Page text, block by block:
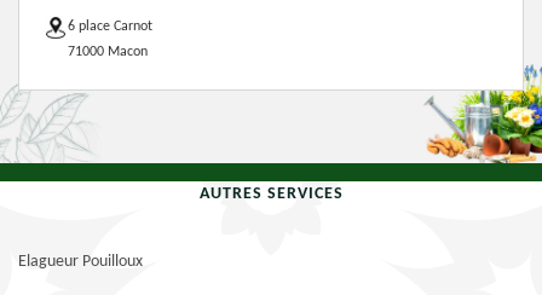
6 place Carnot
71000 Macon
AUTRES SERVICES
Elagueur Pouilloux